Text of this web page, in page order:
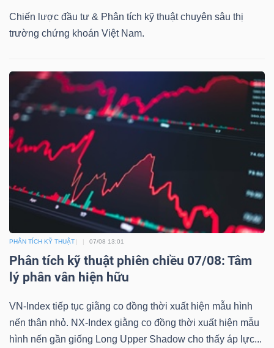
Chiến lược đầu tư & Phân tích kỹ thuật chuyên sâu thị
trường chứng khoán Việt Nam.
PHÂN TÍCH KỸ THUẬT 07/08 13:01
Phân tích kỹ thuật phiên chiều 07/08: Tâm
lý phân vân hiện hữu
VN-Index tiếp tục giằng co đồng thời xuất hiện mẫu hình
nến thân nhỏ. NX-Index giằng co đồng thời xuất hiện mẫu
hình nến gần giống Long Upper Shadow cho thấy áp lực...
ĐỘNG
SẢN
chứng
Tất cả Cổ phiếu Chứng chỉ quỹ
Lãnh
đạo
(-)
Tất cả Người nội bộ Người liên quan Cổ đông lớn
Tin